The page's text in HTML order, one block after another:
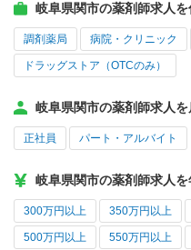
岐阜県関市の薬剤師求人
調剤薬局 病院・クリニック
ドラッグストア（OTCのみ）
岐阜県関市の薬剤師求人
正社員 パート・アルバイト
岐阜県関市の薬剤師求人
300万円以上 350万円以上
500万円以上 550万円以上